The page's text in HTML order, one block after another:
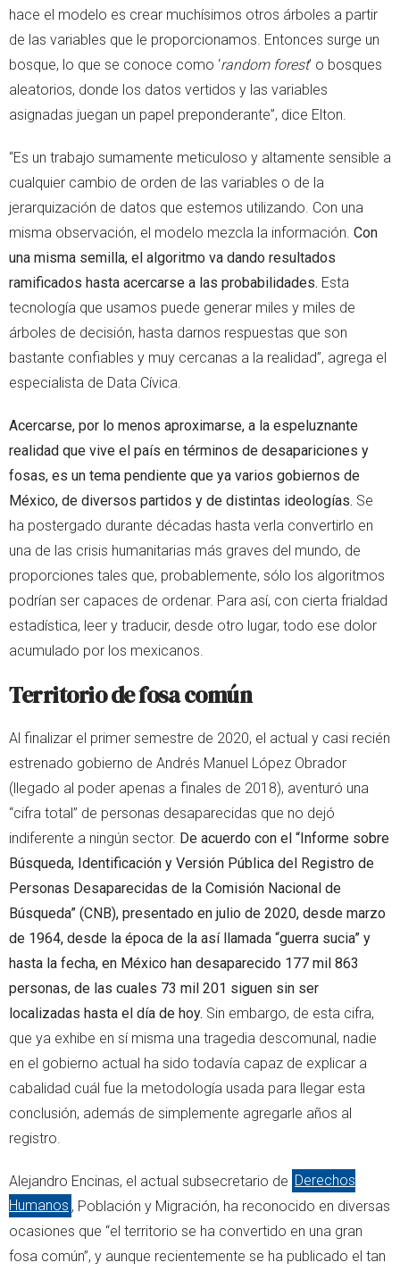
hace el modelo es crear muchísimos otros árboles a partir
de las variables que le proporcionamos. Entonces surge un
bosque, lo que se conoce como ‘random forest’ o bosques
aleatorios, donde los datos vertidos y las variables
asignadas juegan un papel preponderante”, dice Elton.
“Es un trabajo sumamente meticuloso y altamente sensible a
cualquier cambio de orden de las variables o de la
jerarquización de datos que estemos utilizando. Con una
misma observación, el modelo mezcla la información. Con
una misma semilla, el algoritmo va dando resultados
ramificados hasta acercarse a las probabilidades. Esta
tecnología que usamos puede generar miles y miles de
árboles de decisión, hasta darnos respuestas que son
bastante confiables y muy cercanas a la realidad”, agrega el
especialista de Data Cívica.
Acercarse, por lo menos aproximarse, a la espeluznante
realidad que vive el país en términos de desapariciones y
fosas, es un tema pendiente que ya varios gobiernos de
México, de diversos partidos y de distintas ideologías. Se
ha postergado durante décadas hasta verla convertirlo en
una de las crisis humanitarias más graves del mundo, de
proporciones tales que, probablemente, sólo los algoritmos
podrían ser capaces de ordenar. Para así, con cierta frialdad
estadística, leer y traducir, desde otro lugar, todo ese dolor
acumulado por los mexicanos.
Territorio de fosa común
Al finalizar el primer semestre de 2020, el actual y casi recién
estrenado gobierno de Andrés Manuel López Obrador
(llegado al poder apenas a finales de 2018), aventuró una
“cifra total” de personas desaparecidas que no dejó
indiferente a ningún sector. De acuerdo con el “Informe sobre
Búsqueda, Identificación y Versión Pública del Registro de
Personas Desaparecidas de la Comisión Nacional de
Búsqueda” (CNB), presentado en julio de 2020, desde marzo
de 1964, desde la época de la así llamada “guerra sucia” y
hasta la fecha, en México han desaparecido 177 mil 863
personas, de las cuales 73 mil 201 siguen sin ser
localizadas hasta el día de hoy. Sin embargo, de esta cifra,
que ya exhibe en sí misma una tragedia descomunal, nadie
en el gobierno actual ha sido todavía capaz de explicar a
cabalidad cuál fue la metodología usada para llegar esta
conclusión, además de simplemente agregarle años al
registro.
Alejandro Encinas, el actual subsecretario de Derechos
Humanos , Población y Migración, ha reconocido en diversas
ocasiones que “el territorio se ha convertido en una gran
fosa común”, y aunque recientemente se ha publicado el tan